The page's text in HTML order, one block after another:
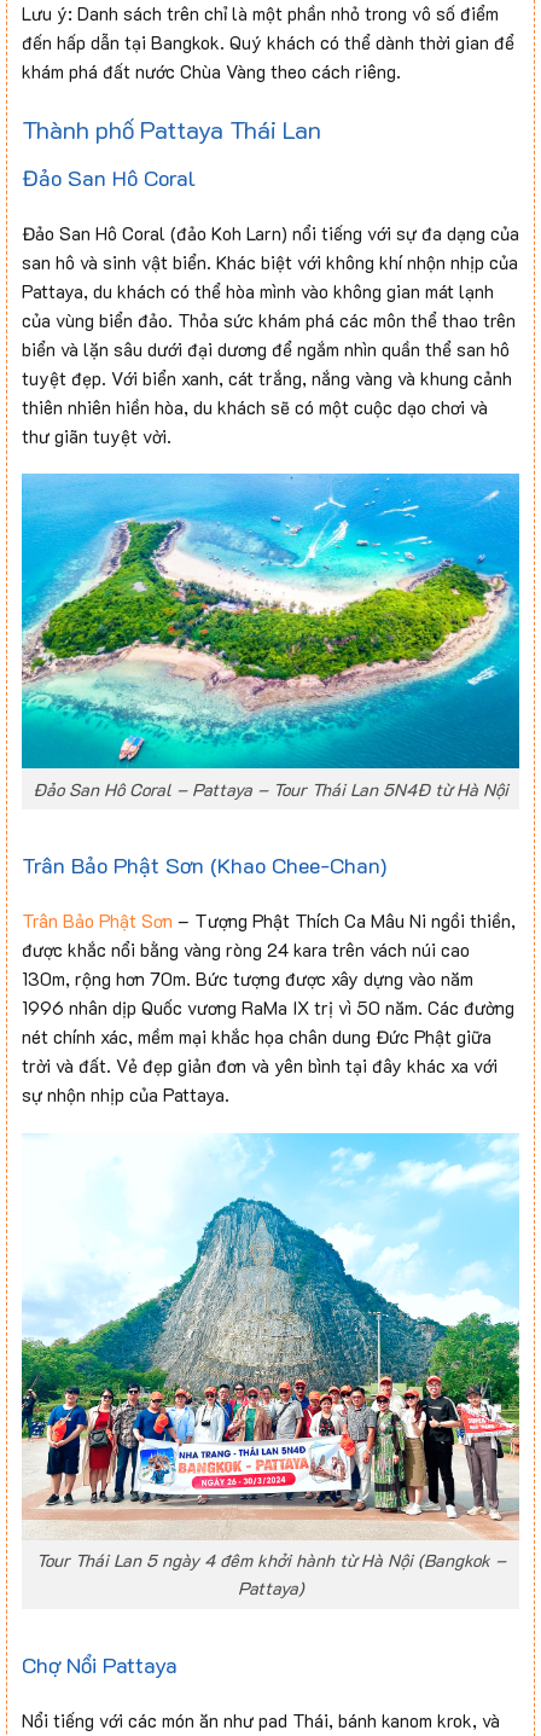
Lưu ý: Danh sách trên chỉ là một phần nhỏ trong vô số điểm
đến hấp dẫn tại Bangkok. Quý khách có thể dành thời gian để
khám phá đất nước Chùa Vàng theo cách riêng.
Thành phố Pattaya Thái Lan
Đảo San Hô Coral
Đảo San Hô Coral (đảo Koh Larn) nổi tiếng với sự đa dạng của
san hô và sinh vật biển. Khác biệt với không khí nhộn nhịp của
Pattaya, du khách có thể hòa mình vào không gian mát lạnh
của vùng biển đảo. Thỏa sức khám phá các môn thể thao trên
biển và lặn sâu dưới đại dương để ngắm nhìn quần thể san hô
tuyệt đẹp. Với biển xanh, cát trắng, nắng vàng và khung cảnh
thiên nhiên hiền hòa, du khách sẽ có một cuộc dạo chơi và
thư giãn tuyệt vời.
Đảo San Hô Coral – Pattaya – Tour Thái Lan 5N4Đ từ Hà Nội
Trân Bảo Phật Sơn (Khao Chee-Chan)
Trân Bảo Phật Sơn – Tượng Phật Thích Ca Mâu Ni ngồi thiền,
được khắc nổi bằng vàng ròng 24 kara trên vách núi cao
130m, rộng hơn 70m. Bức tượng được xây dựng vào năm
1996 nhân dịp Quốc vương RaMa IX trị vì 50 năm. Các đường
nét chính xác, mềm mại khắc họa chân dung Đức Phật giữa
trời và đất. Vẻ đẹp giản đơn và yên bình tại đây khác xa với
sự nhộn nhịp của Pattaya.
Tour Thái Lan 5 ngày 4 đêm khởi hành từ Hà Nội (Bangkok –
Pattaya)
Chợ Nổi Pattaya
Nổi tiếng với các món ăn như pad Thái, bánh kanom krok, và